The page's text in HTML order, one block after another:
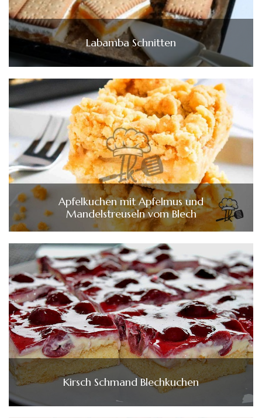
Labamba Schnitten
Apfelkuchen mit Apfelmus und
Mandelstreuseln vom Blech
Kirsch Schmand Blechkuchen